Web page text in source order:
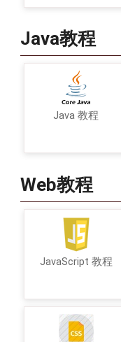
Java教程
Java 教程
Web教程
JavaScript 教程